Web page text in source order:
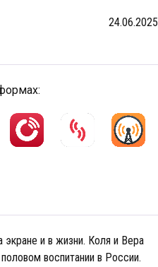
24.06.2025
и в жизни. Коля и Вера
воспитании в России.